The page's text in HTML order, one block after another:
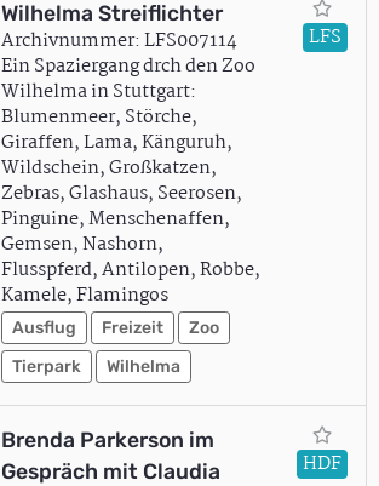
Wilhelma Streiflichter
Archivnummer: LFS007114
Ein Spaziergang drch den Zoo
Wilhelma in Stuttgart:
Blumenmeer, Störche,
Giraffen, Lama, Känguruh,
Wildschein, Großkatzen,
Zebras, Glashaus, Seerosen,
Pinguine, Menschenaffen,
Gemsen, Nashorn,
Flusspferd, Antilopen, Robbe,
Kamele, Flamingos
Ausflug Freizeit
Zoo
Tierpark
Wilhelma
LFS
Brenda Parkerson im
Gespräch mit Claudia
HDF